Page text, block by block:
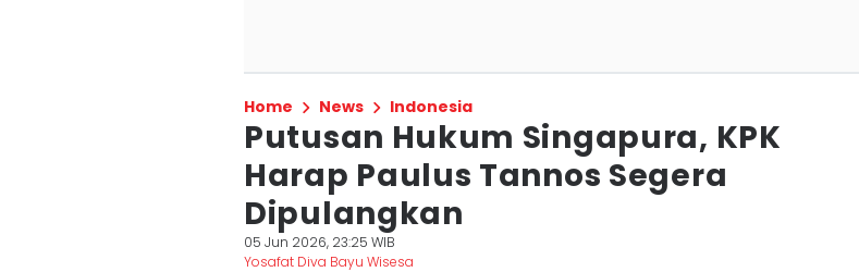
Home News Indonesia
Putusan Hukum Singapura, KPK
Harap Paulus Tannos Segera
Dipulangkan
05 Jun 2026, 23:25 WIB
Yosafat Diva Bayu Wisesa